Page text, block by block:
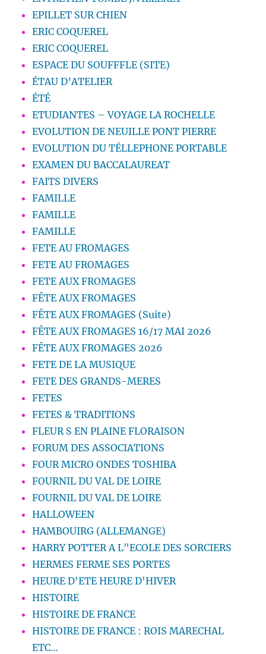
EPILLET SUR CHIEN
ERIC COQUEREL
ERIC COQUEREL
ESPACE DU SOUFFFLE (SITE)
ÉTAU D’ATELIER
ÉTÉ
ETUDIANTES – VOYAGE LA ROCHELLE
EVOLUTION DE NEUILLE PONT PIERRE
EVOLUTION DU TÉLLEPHONE PORTABLE
EXAMEN DU BACCALAUREAT
FAITS DIVERS
FAMILLE
FAMILLE
FAMILLE
FETE AU FROMAGES
FETE AU FROMAGES
FETE AUX FROMAGES
FÊTE AUX FROMAGES
FÊTE AUX FROMAGES (Suite)
FÊTE AUX FROMAGES 16/17 MAI 2026
FÊTE AUX FROMAGES 2026
FETE DE LA MUSIQUE
FETE DES GRANDS-MERES
FETES
FETES & TRADITIONS
FLEUR S EN PLAINE FLORAISON
FORUM DES ASSOCIATIONS
FOUR MICRO ONDES TOSHIBA
FOURNIL DU VAL DE LOIRE
FOURNIL DU VAL DE LOIRE
HALLOWEEN
HAMBOUIRG (ALLEMANGE)
HARRY POTTER A L"ECOLE DES SORCIERS
HERMES FERME SES PORTES
HEURE D'ETE HEURE D'HIVER
HISTOIRE
HISTOIRE DE FRANCE
HISTOIRE DE FRANCE : ROIS MARECHAL
ETC…